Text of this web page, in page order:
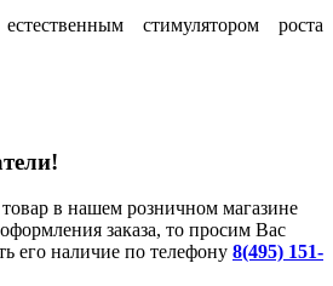
стимулятором роста
в нашем розничном магазине
заказа, то просим Вас
его наличие по телефону 8(495) 151-